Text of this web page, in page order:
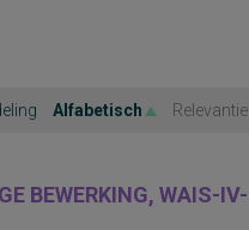
Alfabetisch Relevantie
BEWERKING, WAIS-IV-